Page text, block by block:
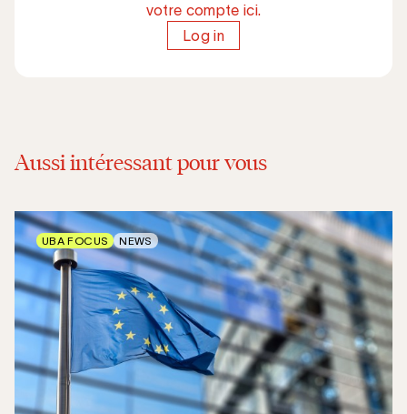
votre compte ici.
Log in
Aussi intéressant pour vous
UBA FOCUS NEWS